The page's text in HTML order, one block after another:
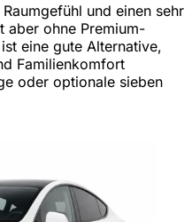
und einen sehr
aber ohne Premium-
eine gute Alternative,
Familienkomfort
oder optionale sieben